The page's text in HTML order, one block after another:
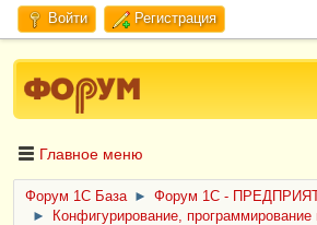
Войти Регистрация
Главное меню
Форум 1C База ►
Форум 1С -
►
Конфигурирование,